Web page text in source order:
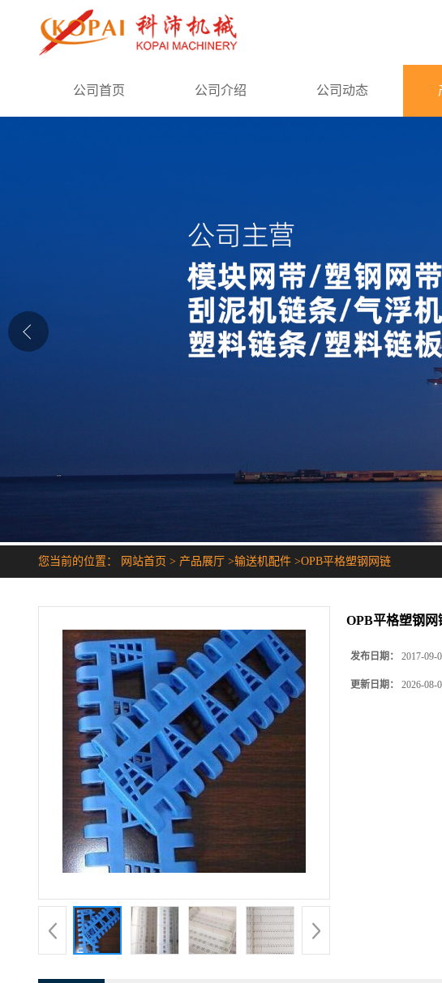
公司首页
公司首页 公司介绍 公司动态
您当前的位置： 网站首页 > 产品展厅 >输送机配件 >OPB平格塑钢网链
OPB平格塑钢网
发布日期： 2017-09-
更新日期： 2026-08-